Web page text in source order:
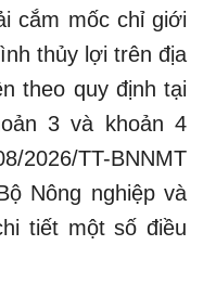
cắm mốc chỉ giới
thủy lợi trên địa
theo quy định tại
3 và khoản 4
2026/TT-BNNMT
Nông nghiệp và
tiết một số điều